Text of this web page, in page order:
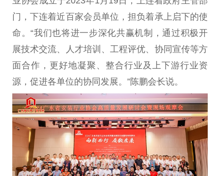
门，下连着近百家会员单位，担负着承上启下的使
命。“我们也将进一步深化共赢机制，通过积极开
展技术交流、人才培训、工程评优、协同宣传等方
面合作，更好地凝聚、整合行业及上下游行业资
源，促进各单位的协同发展。”陈鹏会长说。